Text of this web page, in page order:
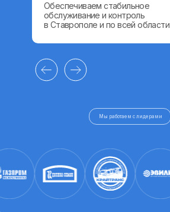
Обеспечиваем стабильное
обслуживание и контроль
в Ставрополе и по всей области
Мы работаем с лидерами
Современный инструмент контроля
транспорта: отслеживайте
местоположение, эффективность рейсов
и безопасность техники